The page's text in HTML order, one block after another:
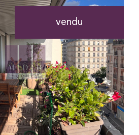
vendu
voir le bien